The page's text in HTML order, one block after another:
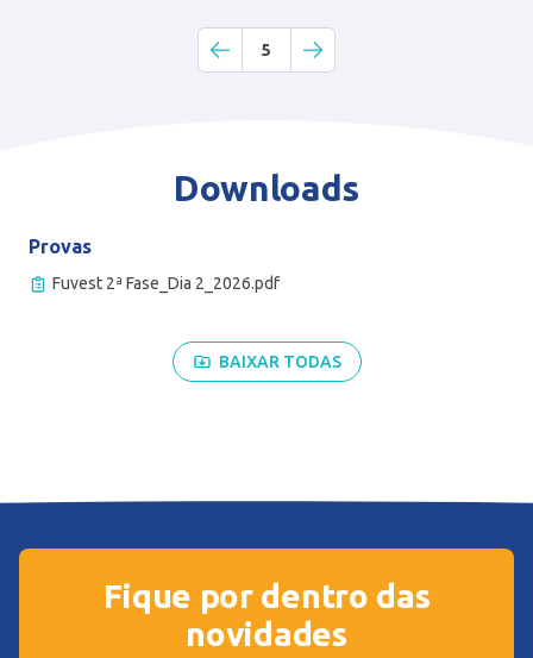
5
Downloads
Provas
Fuvest 2ª Fase_Dia 2_2026.pdf
BAIXAR TODAS
Fique por dentro das
novidades